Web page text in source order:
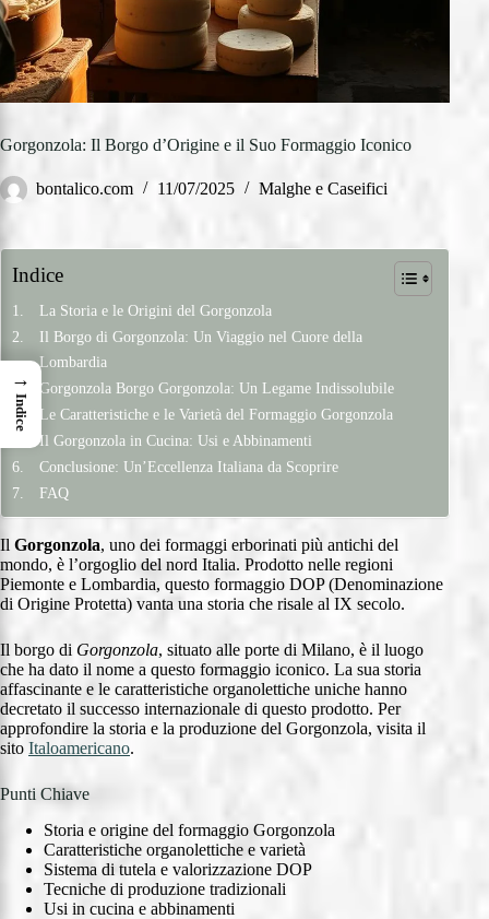
Gorgonzola: Il Borgo d’Origine e il Suo Formaggio Iconico
bontalico.com 11/07/2025 Malghe e Caseifici
Indice
La Storia e le Origini del Gorgonzola
Il Borgo di Gorgonzola: Un Viaggio nel Cuore della
Lombardia
Gorgonzola Borgo Gorgonzola: Un Legame Indissolubile
Le Caratteristiche e le Varietà del Formaggio Gorgonzola
Il Gorgonzola in Cucina: Usi e Abbinamenti
Conclusione: Un’Eccellenza Italiana da Scoprire
FAQ
Il Gorgonzola, uno dei formaggi erborinati più antichi del
mondo, è l’orgoglio del nord Italia. Prodotto nelle regioni
Piemonte e Lombardia, questo formaggio DOP (Denominazione
di Origine Protetta) vanta una storia che risale al IX secolo.
Il borgo di Gorgonzola, situato alle porte di Milano, è il luogo
che ha dato il nome a questo formaggio iconico. La sua storia
affascinante e le caratteristiche organolettiche uniche hanno
decretato il successo internazionale di questo prodotto. Per
approfondire la storia e la produzione del Gorgonzola, visita il
sito Italoamericano.
Punti Chiave
Storia e origine del formaggio Gorgonzola
Caratteristiche organolettiche e varietà
Sistema di tutela e valorizzazione DOP
Tecniche di produzione tradizionali
Usi in cucina e abbinamenti
→
Indice